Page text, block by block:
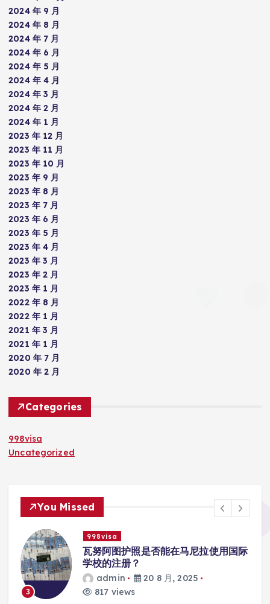
2024 年 9 月
2024 年 8 月
2024 年 7 月
2024 年 6 月
2024 年 5 月
2024 年 4 月
2024 年 3 月
2024 年 2 月
2024 年 1 月
2023 年 12 月
2023 年 11 月
2023 年 10 月
2023 年 9 月
2023 年 8 月
2023 年 7 月
2023 年 6 月
2023 年 5 月
2023 年 4 月
2023 年 3 月
2023 年 2 月
2023 年 1 月
2022 年 8 月
2022 年 1 月
2021 年 3 月
2021 年 1 月
2020 年 7 月
2020 年 2 月
Categories
998visa
Uncategorized
You Missed
3
998visa
瓦努阿图护照是否能在马尼拉使用国际
学校的注册？
admin
20 8 月, 2025
817 views